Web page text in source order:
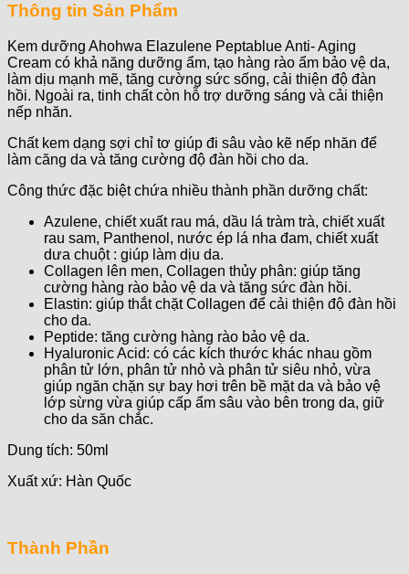
Thông tin Sản Phẩm
Kem dưỡng Ahohwa Elazulene Peptablue Anti- Aging
Cream có khả năng dưỡng ẩm, tạo hàng rào ẩm bảo vệ da,
làm dịu mạnh mẽ, tăng cường sức sống, cải thiện độ đàn
hồi. Ngoài ra, tinh chất còn hỗ trợ dưỡng sáng và cải thiện
nếp nhăn.
Chất kem dạng sợi chỉ tơ giúp đi sâu vào kẽ nếp nhăn để
làm căng da và tăng cường độ đàn hồi cho da.
Công thức đặc biệt chứa nhiều thành phần dưỡng chất:
Azulene, chiết xuất rau má, dầu lá tràm trà, chiết xuất
rau sam, Panthenol, nước ép lá nha đam, chiết xuất
dưa chuột : giúp làm dịu da.
Collagen lên men, Collagen thủy phân: giúp tăng
cường hàng rào bảo vệ da và tăng sức đàn hồi.
Elastin: giúp thắt chặt Collagen để cải thiện độ đàn hồi
cho da.
Peptide: tăng cường hàng rào bảo vệ da.
Hyaluronic Acid: có các kích thước khác nhau gồm
phân tử lớn, phân tử nhỏ và phân tử siêu nhỏ, vừa
giúp ngăn chặn sự bay hơi trên bề mặt da và bảo vệ
lớp sừng vừa giúp cấp ẩm sâu vào bên trong da, giữ
cho da săn chắc.
Dung tích: 50ml
Xuất xứ: Hàn Quốc
Thành Phần